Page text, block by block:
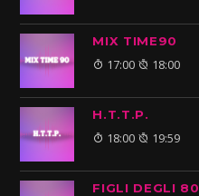
MIX TIME90
17:00 18:00
H.T.T.P.
18:00 19:59
FIGLI DEGLI 80